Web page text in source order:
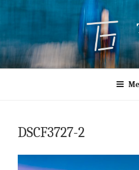
DSCF3727-2